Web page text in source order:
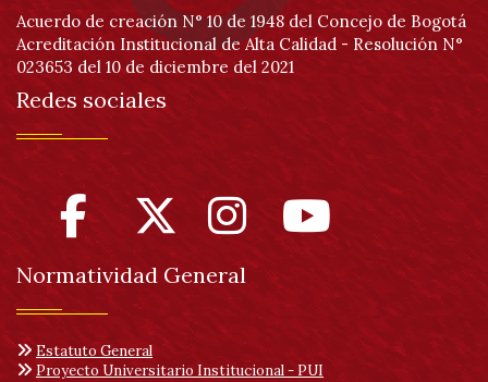
Acuerdo de creación N° 10 de 1948 del Concejo de Bogotá
Acreditación Institucional de Alta Calidad - Resolución N°
023653 del 10 de diciembre del 2021
Redes sociales
Normatividad General
Estatuto General
Proyecto Universitario Institucional - PUI